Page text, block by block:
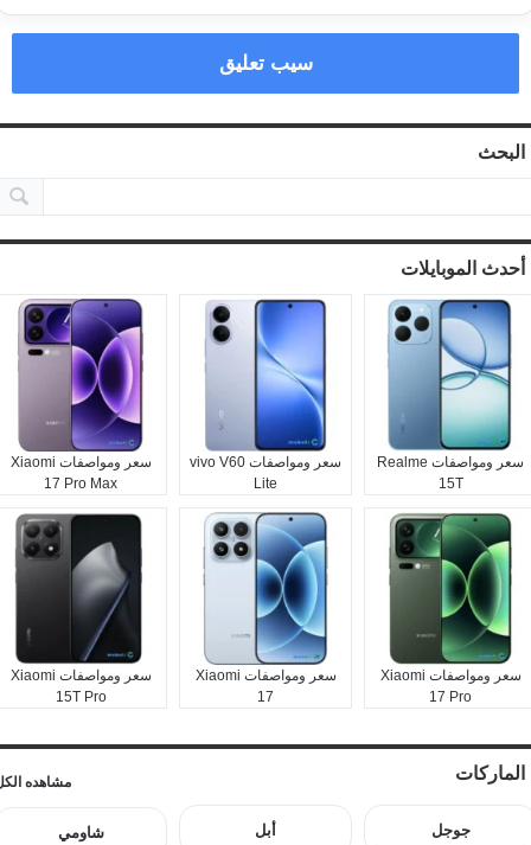
سيب تعليق
البحث
أحدث الموبايلات
سعر ومواصفات Realme
15T
سعر ومواصفات vivo V60
Lite
سعر ومواصفات Xiaomi
17 Pro Max
سعر ومواصفات Xiaomi
17 Pro
سعر ومواصفات Xiaomi
17
سعر ومواصفات Xiaomi
15T Pro
الماركات مشاهده
جوجل أبل شاومي